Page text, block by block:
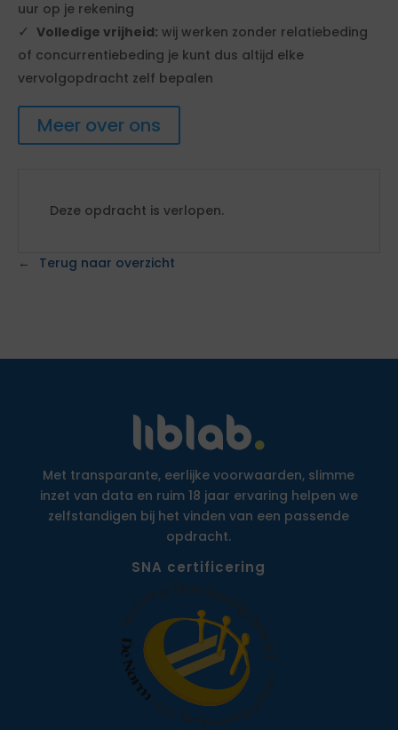
uur op je rekening
Volledige vrijheid: wij werken zonder relatiebeding
of concurrentiebeding je kunt dus altijd elke
vervolgopdracht zelf bepalen
Meer over ons
Deze opdracht is verlopen.
Terug naar overzicht
Met transparante, eerlijke voorwaarden, slimme
inzet van data en ruim 18 jaar ervaring helpen we
zelfstandigen bij het vinden van een passende
opdracht.
SNA certificering